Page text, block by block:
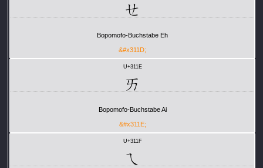
ㄝ
Bopomofo-Buchstabe Eh
&#x311D;
U+311E
ㄞ
Bopomofo-Buchstabe Ai
&#x311E;
U+311F
ㄟ